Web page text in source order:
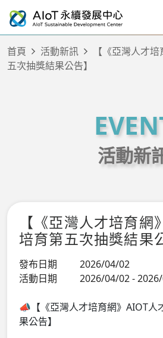
首頁 活動新訊
【《亞灣人才
五次抽獎結果公告】
活動新
【《亞灣人才培育網
培育第五次抽獎結果
發布日期
2026/04/02
活動日期
2026/04/02 -
📣【《亞灣人才培育網》AIOT人
果公告】